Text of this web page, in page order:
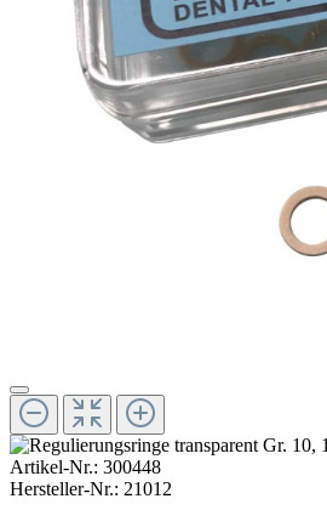
Artikel-Nr.: 300448
Hersteller-Nr.: 21012